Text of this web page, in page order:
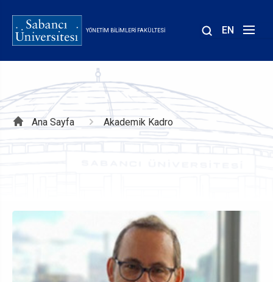
içeriğe
YÖNETIM BILIMLERI FAKÜLTESI EN
Sayfa
Ana Sayfa Akademik Kadro